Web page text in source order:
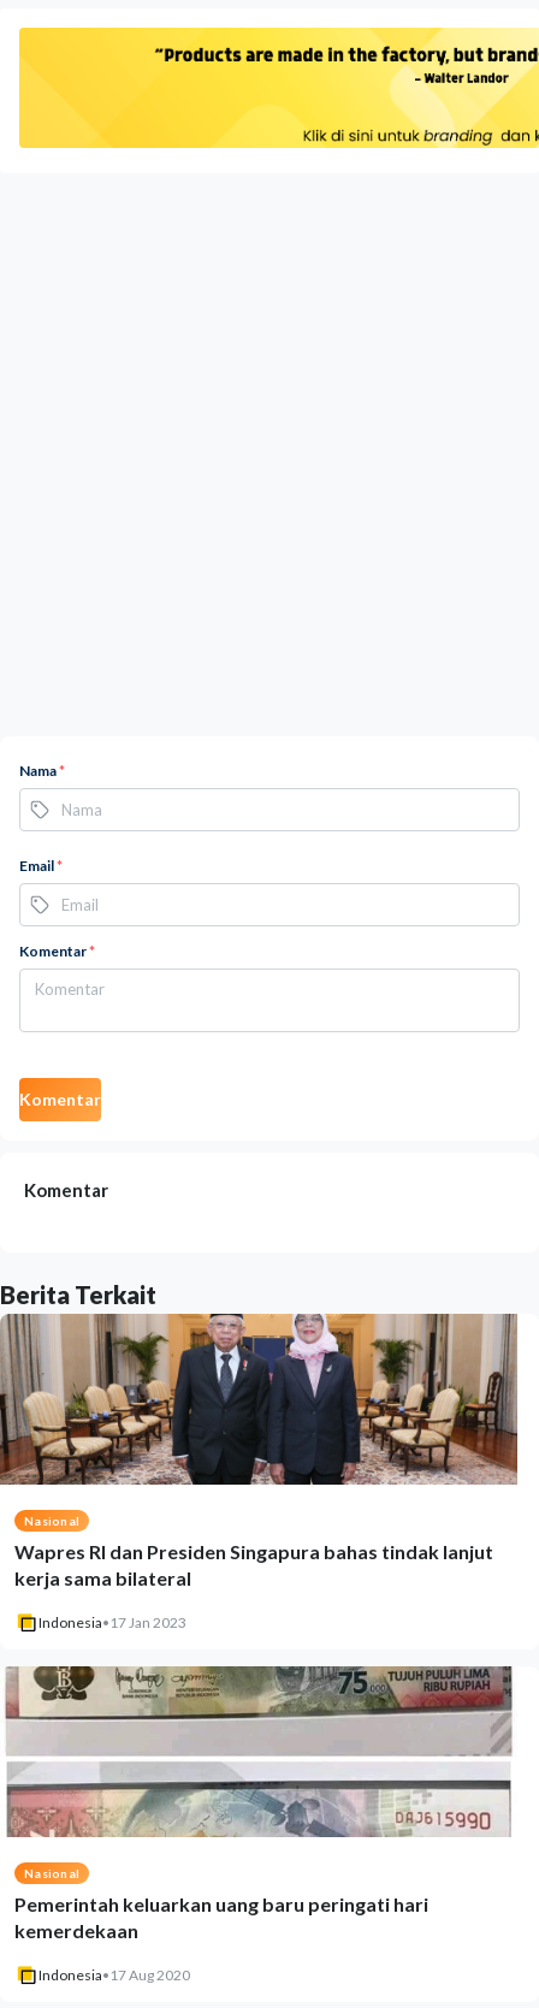
Nama*
Email*
Komentar*
Komentar
Komentar
Berita Terkait
Nasional
Wapres RI dan Presiden Singapura bahas tindak lanjut
kerja sama bilateral
Indonesia• 17 Jan 2023
Nasional
Pemerintah keluarkan uang baru peringati hari
kemerdekaan
Indonesia• 17 Aug 2020